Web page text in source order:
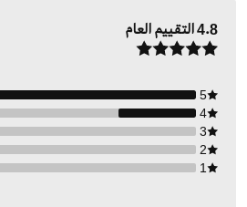
4.8التقييم العام
5
4
3
2
1